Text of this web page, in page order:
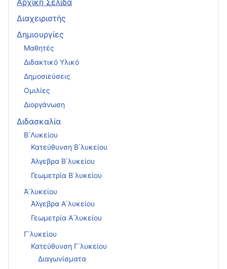
Αρχική Σελίδα
Διαχειριστής
Δημιουργίες
Μαθητές
Διδακτικό Υλικό
Δημοσιεύσεις
Ομιλίες
Διοργάνωση
Διδασκαλία
Β΄Λυκείου
Κατεύθυνση Β΄λυκείου
Άλγεβρα Β΄λυκείου
Γεωμετρία Β΄λυκείου
Ά΄λυκείου
Άλγεβρα Α΄λυκείου
Γεωμετρία Α΄λυκείου
Γ΄λυκείου
Κατεύθυνση Γ΄λυκείου
Διαγωνίσματα